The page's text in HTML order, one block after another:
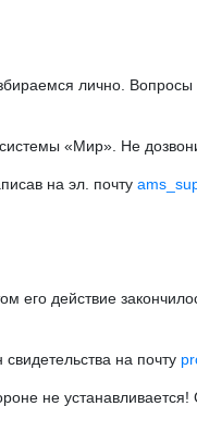
лично.
«Мир». Не
на эл. почту
его действие
на почту
не